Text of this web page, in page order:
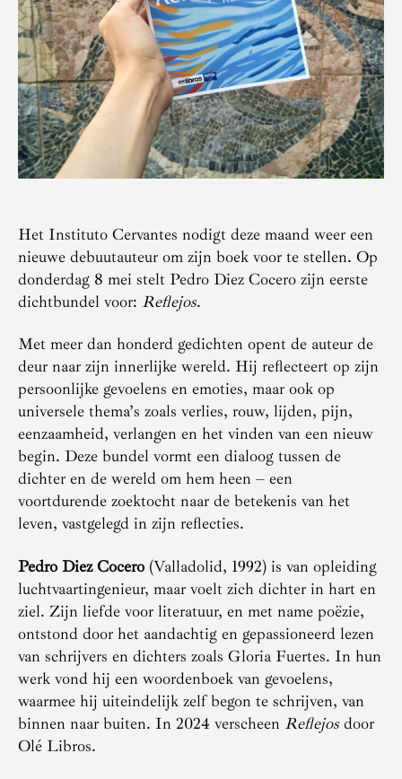
Het Instituto Cervantes nodigt deze maand weer een
nieuwe debuutauteur om zijn boek voor te stellen. Op
donderdag 8 mei stelt Pedro Diez Cocero zijn eerste
dichtbundel voor: Reflejos.
Met meer dan honderd gedichten opent de auteur de
deur naar zijn innerlijke wereld. Hij reflecteert op zijn
persoonlijke gevoelens en emoties, maar ook op
universele thema’s zoals verlies, rouw, lijden, pijn,
eenzaamheid, verlangen en het vinden van een nieuw
begin. Deze bundel vormt een dialoog tussen de
dichter en de wereld om hem heen – een
voortdurende zoektocht naar de betekenis van het
leven, vastgelegd in zijn reflecties.
Pedro Diez Cocero (Valladolid, 1992) is van opleiding
luchtvaartingenieur, maar voelt zich dichter in hart en
ziel. Zijn liefde voor literatuur, en met name poëzie,
ontstond door het aandachtig en gepassioneerd lezen
van schrijvers en dichters zoals Gloria Fuertes. In hun
werk vond hij een woordenboek van gevoelens,
waarmee hij uiteindelijk zelf begon te schrijven, van
binnen naar buiten. In 2024 verscheen Reflejos door
Olé Libros.